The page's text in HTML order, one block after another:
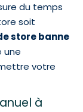
du temps
soit
store banne
une
votre
à